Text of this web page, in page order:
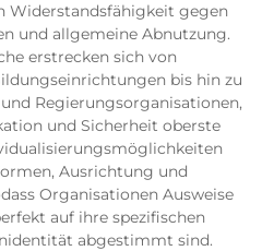
Widerstandsfähigkeit gegen
und allgemeine Abnutzung.
erstrecken sich von
bis hin zu
Regierungsorganisationen,
und Sicherheit oberste
Ausrichtung und
Organisationen Ausweise
auf ihre spezifischen
abgestimmt sind.